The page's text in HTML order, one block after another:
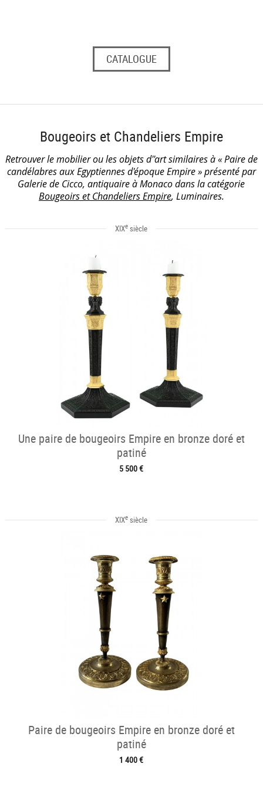
CATALOGUE
Bougeoirs et Chandeliers Empire
Retrouver le mobilier ou les objets d''art similaires à « Paire de
candélabres aux Egyptiennes d'époque Empire » présenté par
Galerie de Cicco, antiquaire à Monaco dans la catégorie
Bougeoirs et Chandeliers Empire, Luminaires.
XIXe siècle
Une paire de bougeoirs Empire en bronze doré et
patiné
5 500 €
XIXe siècle
Paire de bougeoirs Empire en bronze doré et
patiné
1 400 €